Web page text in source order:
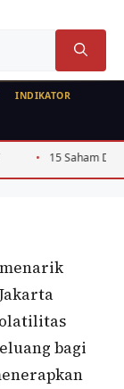
INDIKATOR
Dividen Tinggi BEJ
2026:
bagi